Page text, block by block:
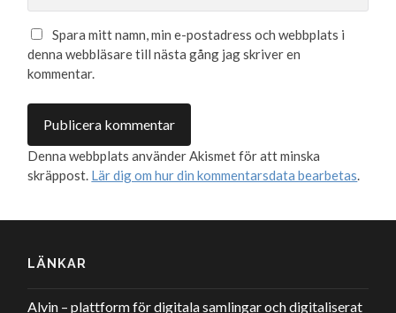
Spara mitt namn, min e-postadress och webbplats i
denna webbläsare till nästa gång jag skriver en
kommentar.
Denna webbplats använder Akismet för att minska
skräppost. Lär dig om hur din kommentarsdata bearbetas
LÄNKAR
Alvin – plattform för digitala samlingar och digitaliserat